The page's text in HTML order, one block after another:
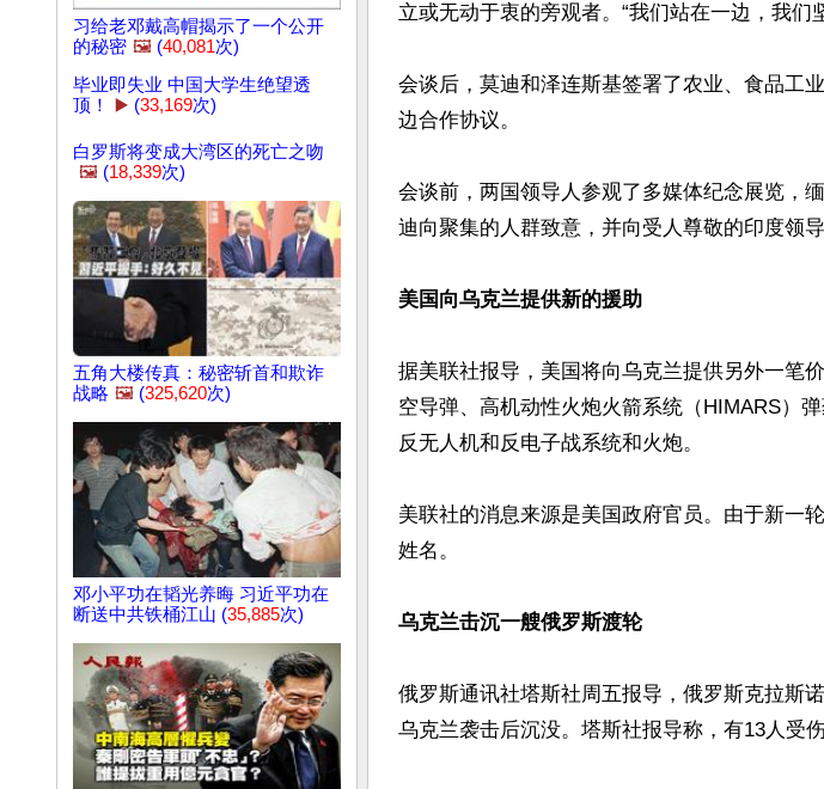
习给老邓戴高帽揭示了一个公开
的秘密 🖼️ (40,081次)
毕业即失业 中国大学生绝望透
顶！
▶️ (33,169次)
白罗斯将变成大湾区的死亡之吻
🖼️ (18,339次)
五角大楼传真：秘密斩首和欺诈
战略 🖼️ (325,620次)
邓小平功在韬光养晦 习近平功在
断送中共铁桶江山 (35,885次)
立或无动于衷的旁观者。“我们站在一边，我们
会谈后，莫迪和泽连斯基签署了农业、食品工
边合作协议。
会谈前，两国领导人参观了多媒体纪念展览，
迪向聚集的人群致意，并向受人尊敬的印度领
美国向乌克兰提供新的援助
据美联社报导，美国将向乌克兰提供另外一笔
空导弹、高机动性火炮火箭系统（HIMARS）
反无人机和反电子战系统和火炮。
美联社的消息来源是美国政府官员。由于新一
姓名。
乌克兰击沉一艘俄罗斯渡轮
俄罗斯通讯社塔斯社周五报导，俄罗斯克拉斯
乌克兰袭击后沉没。塔斯社报导称，有13人受